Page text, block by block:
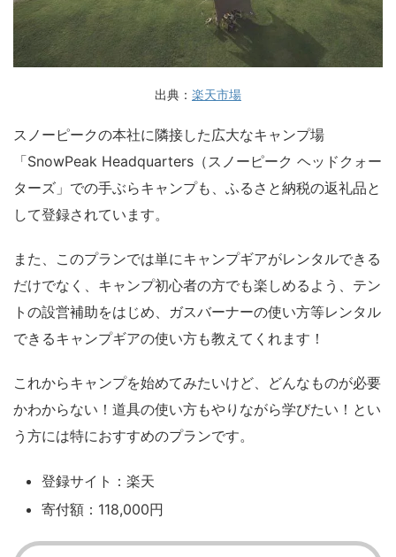
出典： 楽天市場
スノーピークの本社に隣接した広大なキャンプ場
「SnowPeak Headquarters（スノーピーク ヘッドクォー
ターズ」での手ぶらキャンプも、ふるさと納税の返礼品と
して登録されています。
また、このプランでは単にキャンプギアがレンタルできる
だけでなく、キャンプ初心者の方でも楽しめるよう、テン
トの設営補助をはじめ、ガスバーナーの使い方等レンタル
できるキャンプギアの使い方も教えてくれます！
これからキャンプを始めてみたいけど、どんなものが必要
かわからない！道具の使い方もやりながら学びたい！とい
う方には特におすすめのプランです。
登録サイト：楽天
寄付額：118,000円